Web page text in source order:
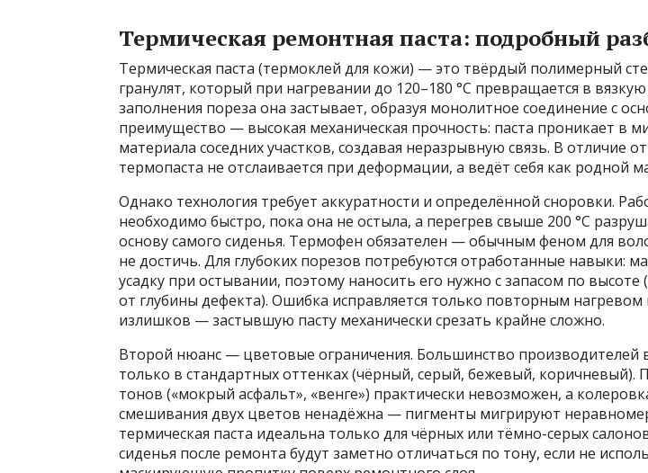
Термическая ремонтная паста: подробный
Термическая паста (термоклей для кожи) — это твёрдый полимерный
гранулят, который при нагревании до 120–180 °C превращается в вязкую
заполнения пореза она застывает, образуя монолитное соединение с
преимущество — высокая механическая прочность: паста проникает в
материала соседних участков, создавая неразрывную связь. В отличие
термопаста не отслаивается при деформации, а ведёт себя как родной
Однако технология требует аккуратности и определённой сноровки.
необходимо быстро, пока она не остыла, а перегрев свыше 200 °C
основу самого сиденья. Термофен обязателен — обычным феном для
не достичь. Для глубоких порезов потребуются отработанные навыки:
усадку при остывании, поэтому наносить его нужно с запасом по высоте
от глубины дефекта). Ошибка исправляется только повторным нагревом
излишков — застывшую пасту механически срезать крайне сложно.
Второй нюанс — цветовые ограничения. Большинство производителей
только в стандартных оттенках (чёрный, серый, бежевый, коричневый).
тонов («мокрый асфальт», «венге») практически невозможен, а
смешивания двух цветов ненадёжна — пигменты мигрируют
термическая паста идеальна только для чёрных или тёмно-серых
сиденья после ремонта будут заметно отличаться по тону, если не